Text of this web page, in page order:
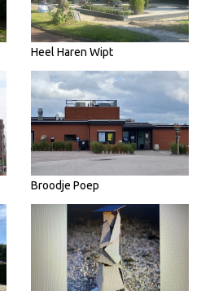
Heel Haren Wipt
Broodje Poep